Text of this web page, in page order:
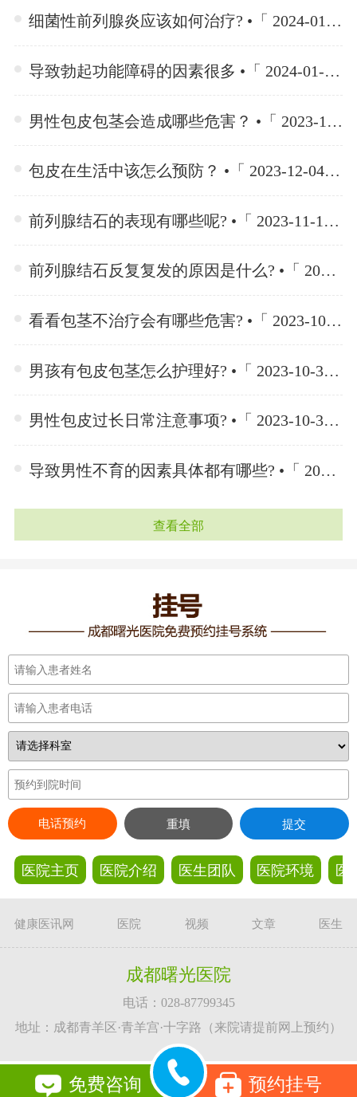
细菌性前列腺炎应该如何治疗? •「 2024-01-15 」
导致勃起功能障碍的因素很多 •「 2024-01-15 」
男性包皮包茎会造成哪些危害？ •「 2023-12-04 」
包皮在生活中该怎么预防？ •「 2023-12-04 」
前列腺结石的表现有哪些呢? •「 2023-11-10 」
前列腺结石反复复发的原因是什么? •「 2023-11-10 」
看看包茎不治疗会有哪些危害? •「 2023-10-30 」
男孩有包皮包茎怎么护理好? •「 2023-10-30 」
男性包皮过长日常注意事项? •「 2023-10-30 」
导致男性不育的因素具体都有哪些? •「 2023-10-23 」
查看全部
电话预约 重填 提交
医院主页 医院介绍 医生团队 医院环境 医
健康医讯网 医院 视频 文章 医生
成都曙光医院
电话：028-87799345
地址：成都青羊区·青羊宫·十字路（来院请提前网上预约）
免费咨询 预约挂号